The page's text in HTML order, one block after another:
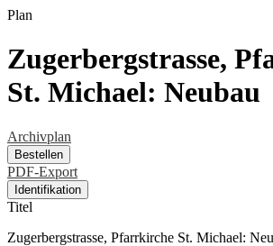
Plan
Zugerbergstrasse,
St. Michael: Neubau
Archivplan
Bestellen
PDF-Export
Identifikation
Titel
Zugerbergstrasse, Pfarrkirche St. Michael: